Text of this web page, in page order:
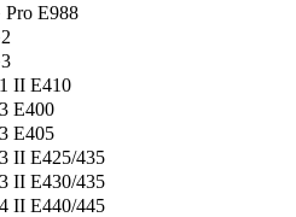
E988
II E410
E400
E405
II E425/435
II E430/435
II E440/445